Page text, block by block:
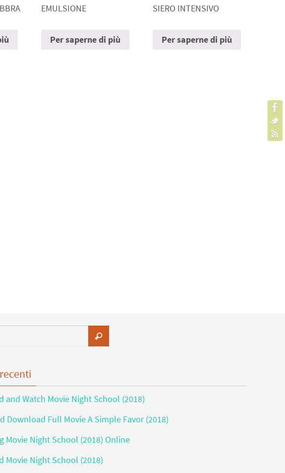
EMULSIONE
Per saperne di più
SIERO INTENSIVO
Per saperne di più
and Watch Movie Night School (2018)
Download Full Movie A Simple Favor (2018)
Movie Night School (2018) Online
Movie Night School (2018)